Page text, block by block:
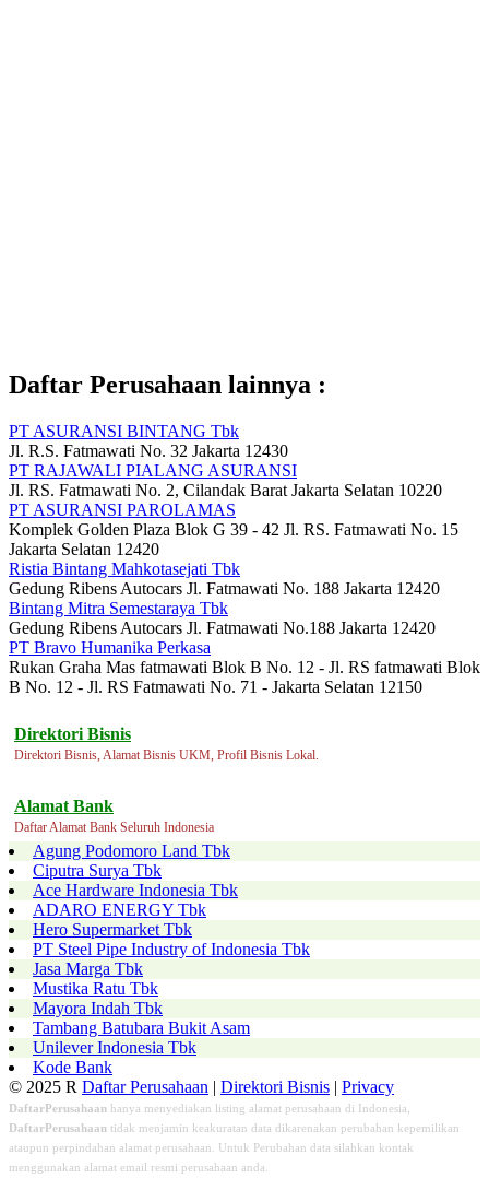
Daftar Perusahaan lainnya :
PT ASURANSI BINTANG Tbk
Jl. R.S. Fatmawati No. 32 Jakarta 12430
PT RAJAWALI PIALANG ASURANSI
Jl. RS. Fatmawati No. 2, Cilandak Barat Jakarta Selatan 10220
PT ASURANSI PAROLAMAS
Komplek Golden Plaza Blok G 39 - 42 Jl. RS. Fatmawati No. 15
Jakarta Selatan 12420
Ristia Bintang Mahkotasejati Tbk
Gedung Ribens Autocars Jl. Fatmawati No. 188 Jakarta 12420
Bintang Mitra Semestaraya Tbk
Gedung Ribens Autocars Jl. Fatmawati No.188 Jakarta 12420
PT Bravo Humanika Perkasa
Rukan Graha Mas fatmawati Blok B No. 12 - Jl. RS fatmawati Blok
B No. 12 - Jl. RS Fatmawati No. 71 - Jakarta Selatan 12150
Direktori Bisnis
Direktori Bisnis, Alamat Bisnis UKM, Profil Bisnis Lokal.
Alamat Bank
Daftar Alamat Bank Seluruh Indonesia
Agung Podomoro Land Tbk
Ciputra Surya Tbk
Ace Hardware Indonesia Tbk
ADARO ENERGY Tbk
Hero Supermarket Tbk
PT Steel Pipe Industry of Indonesia Tbk
Jasa Marga Tbk
Mustika Ratu Tbk
Mayora Indah Tbk
Tambang Batubara Bukit Asam
Unilever Indonesia Tbk
Kode Bank
© 2025 R Daftar Perusahaan | Direktori Bisnis | Privacy
DaftarPerusahaan hanya menyediakan listing alamat perusahaan di Indonesia,
DaftarPerusahaan tidak menjamin keakuratan data dikarenakan perubahan kepemilikan
ataupun perpindahan alamat perusahaan. Untuk Perubahan data silahkan kontak
menggunakan alamat email resmi perusahaan anda.